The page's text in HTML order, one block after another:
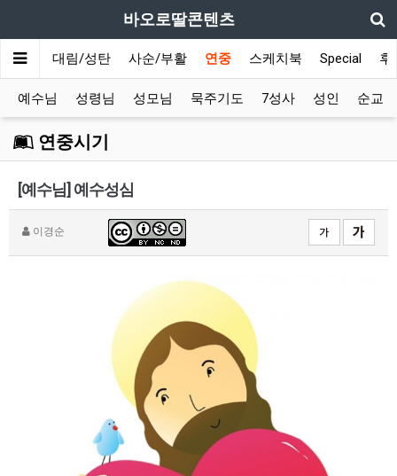
바오로딸콘텐츠
메인 대림/성탄 사순/부활 연중 스케치북 Special 후
예수님 성령님 성모님 묵주기도 7성사 성인 순교
연중시기
[예수님] 예수성심
이경순